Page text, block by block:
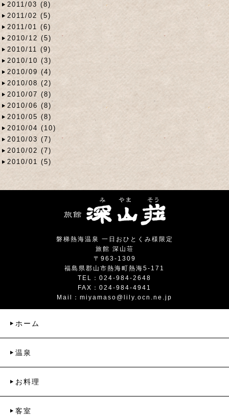
2011/03 (8)
2011/02 (5)
2011/01 (6)
2010/12 (5)
2010/11 (9)
2010/10 (3)
2010/09 (4)
2010/08 (2)
2010/07 (8)
2010/06 (8)
2010/05 (8)
2010/04 (10)
2010/03 (7)
2010/02 (7)
2010/01 (5)
磐梯熱海温泉 一日おひとくみ様限定
旅館 深山荘
〒963-1309
福島県郡山市熱海町熱海5-171
TEL：024-984-2648
FAX：024-984-4941
Mail： miyamaso@lily.ocn.ne.jp
ホーム
温泉
お料理
客室